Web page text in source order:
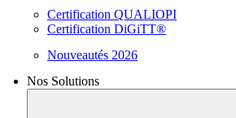
Certification QUALIOPI
Certification DiGiTT®
Nouveautés 2026
Nos Solutions